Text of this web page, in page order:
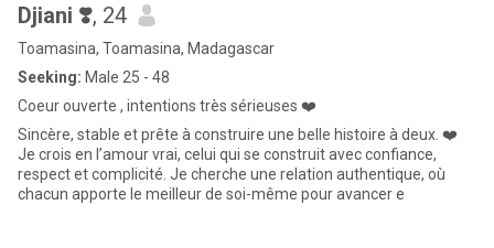
Djiani ❣️, 24
Toamasina, Toamasina, Madagascar
Seeking: Male 25 - 48
Coeur ouverte , intentions très sérieuses ❤️
Sincère, stable et prête à construire une belle histoire à deux. ❤️
Je crois en l’amour vrai, celui qui se construit avec confiance,
respect et complicité. Je cherche une relation authentique, où
chacun apporte le meilleur de soi-même pour avancer e